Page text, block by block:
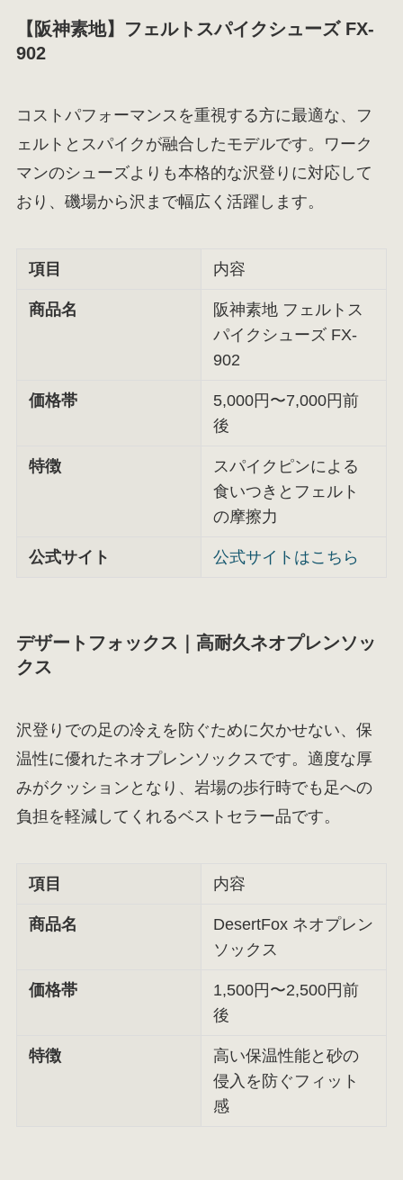
【阪神素地】フェルトスパイクシューズ FX-
902
コストパフォーマンスを重視する方に最適な、フ
ェルトとスパイクが融合したモデルです。ワーク
マンのシューズよりも本格的な沢登りに対応して
おり、磯場から沢まで幅広く活躍します。
項目 内容
商品名
阪神素地 フェルトス
パイクシューズ FX-
902
価格帯
5,000円〜7,000円前
後
特徴
スパイクピンによる
食いつきとフェルト
の摩擦力
公式サイト 公式サイトはこちら
デザートフォックス｜高耐久ネオプレンソッ
クス
沢登りでの足の冷えを防ぐために欠かせない、保
温性に優れたネオプレンソックスです。適度な厚
みがクッションとなり、岩場の歩行時でも足への
負担を軽減してくれるベストセラー品です。
項目 内容
商品名
DesertFox ネオプレン
ソックス
価格帯
1,500円〜2,500円前
後
特徴
高い保温性能と砂の
侵入を防ぐフィット
感